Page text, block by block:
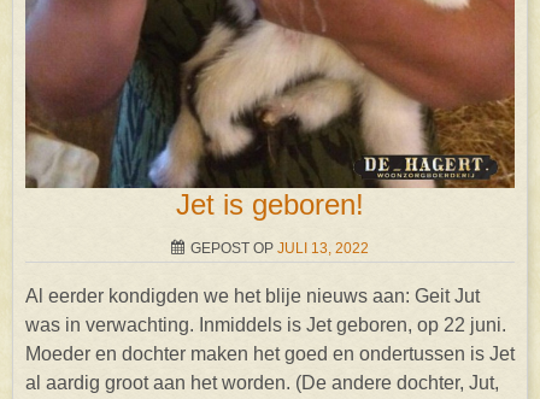
Jet is geboren!
GEPOST OP JULI 13, 2022
Al eerder kondigden we het blije nieuws aan: Geit Jut
was in verwachting. Inmiddels is Jet geboren, op 22 juni.
Moeder en dochter maken het goed en ondertussen is Jet
al aardig groot aan het worden. (De andere dochter, Jut,